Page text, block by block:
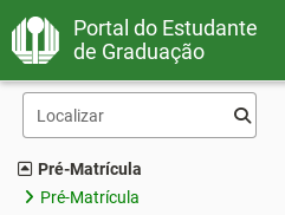
Portal do Estudante
de Graduação
Pré-Matrícula
Pré-Matrícula